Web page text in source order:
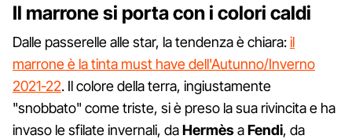
Il marrone si porta con i colori caldi
Dalle passerelle alle star, la tendenza è chiara:il
marrone è la tinta must have dell'Autunno/Inverno
2021-22. Il colore della terra, ingiustamente
"snobbato" come triste, si è preso la sua rivincita e ha
invaso le sfilate invernali, daHermèsaFendi, da